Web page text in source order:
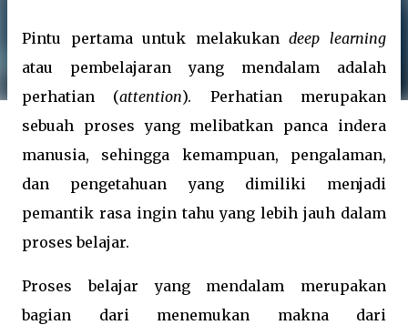
Pintu pertama untuk melakukandeep learning
atau pembelajaran yang mendalam adalah
perhatian (attention). Perhatian merupakan
sebuah proses yang melibatkan panca indera
manusia, sehingga kemampuan, pengalaman,
dan pengetahuan yang dimiliki menjadi
pemantik rasa ingin tahu yang lebih jauh dalam
proses belajar.
Proses belajar yang mendalam merupakan
bagian dari menemukan makna dari